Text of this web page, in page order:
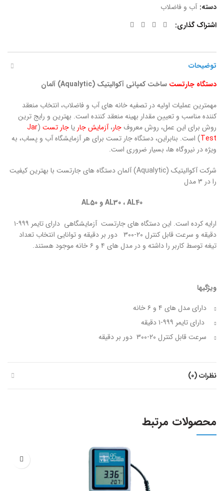
دسته: آب و فاضلاب
اشتراک گذاری
توضیحات
دستگاه جارتست ساخت کمپانی آکوالیتیک (Aqualytic) آلمان
مهمترین عملیات اولیه در تصفیه خانه های آب و فاضلاب، انتخاب منعقد
کننده مناسب و تعیین مقدار بهینه منعقد کننده است. بهترین و رایج ترین
روش برای این عمل، روش معروف جار،آزمایش جار یاجار تست (
Jar
Test) است. بنابراین، دستگاه جار تست برای هر آزمایشگاه آب و پساب، به
ویژه در نیروگاه ها، بسیار ضروری است.
شرکت آکوالیتیک (Aqualytic) آلمان دستگاه های جارتست با بهترین کیفیت
را در ۳ مدل
AL30 ،AL40 و AL50
ارایه کرده است. این دستگاه های جارتست آزمایشگاهی دارای تایمر ۹۹۹-۱
دقیقه و سرعت قابل کنترل ۲۰-۳۰۰ دور بر دقیقه و توانایی انتخاب تعداد
تیغه توسط کاربر را داشته و در مدل های ۴ و ۶ خانه موجود هستند.
ویژگیها
دارای مدل های ۴ و ۶ خانه
دارای تایمر ۹۹۹-۱ دقیقه
سرعت قابل کنترل ۲۰-۳۰۰ دور بر دقیقه
نظرات (0)
محصولات مرتبط